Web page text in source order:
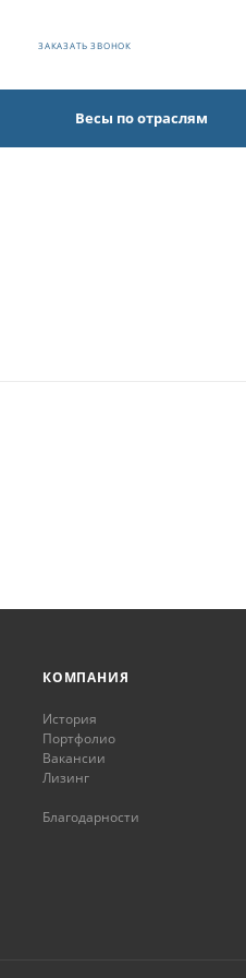
ЗАКАЗАТЬ ЗВОНОК
Весы по отраслям
КОМПАНИЯ
История
Портфолио
Вакансии
Лизинг
Благодарности